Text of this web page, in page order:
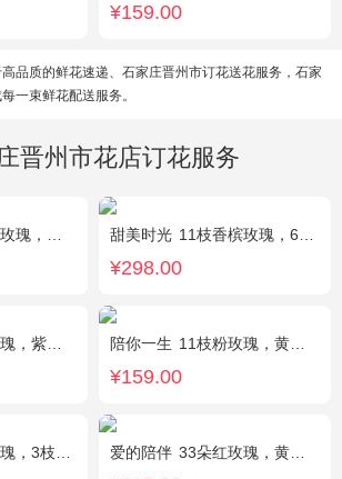
¥159.00
品质的鲜花速递、石家庄晋州市订花送花服务，石家
一束鲜花配送服务。
晋州市花店订花服务
围桔梗 甜美时光 11枝香槟玫瑰，6枝多头白百合，搭配适量尤加利叶装饰
¥298.00
勿忘我围边 陪你一生 11枝粉玫瑰，黄莺、满天星间插。
¥159.00
合，黄莺、绿叶搭配 爱的陪伴 33朵红玫瑰，黄莺间插点缀，白色满天星外围点缀搭配